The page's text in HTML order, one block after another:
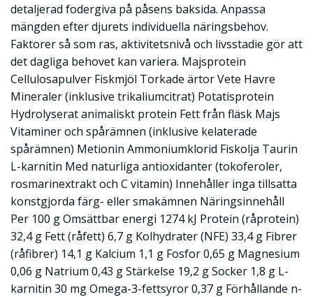
detaljerad fodergiva på påsens baksida. Anpassa
mängden efter djurets individuella näringsbehov.
Faktorer så som ras, aktivitetsnivå och livsstadie gör att
det dagliga behovet kan variera. Majsprotein
Cellulosapulver Fiskmjöl Torkade ärtor Vete Havre
Mineraler (inklusive trikaliumcitrat) Potatisprotein
Hydrolyserat animaliskt protein Fett från fläsk Majs
Vitaminer och spårämnen (inklusive kelaterade
spårämnen) Metionin Ammoniumklorid Fiskolja Taurin
L-karnitin Med naturliga antioxidanter (tokoferoler,
rosmarinextrakt och C vitamin) Innehåller inga tillsatta
konstgjorda färg- eller smakämnen Näringsinnehåll
Per 100 g Omsättbar energi 1274 kJ Protein (råprotein)
32,4 g Fett (råfett) 6,7 g Kolhydrater (NFE) 33,4 g Fibrer
(råfibrer) 14,1 g Kalcium 1,1 g Fosfor 0,65 g Magnesium
0,06 g Natrium 0,43 g Stärkelse 19,2 g Socker 1,8 g L-
karnitin 30 mg Omega-3-fettsyror 0,37 g Förhållande n-